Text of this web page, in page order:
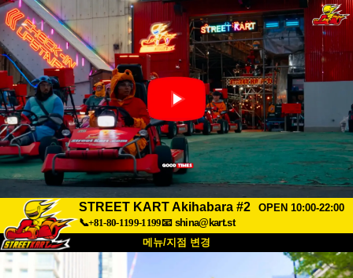
STREET KART Akihabara #2
OPEN 10:00-22:00
📞+81-80-1199-1199📧 shina@kart.st
메뉴/지점 변경